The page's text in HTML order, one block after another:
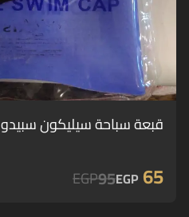
قبعة سباحة سيليكون سبيدو
65
EGP
95
EGP